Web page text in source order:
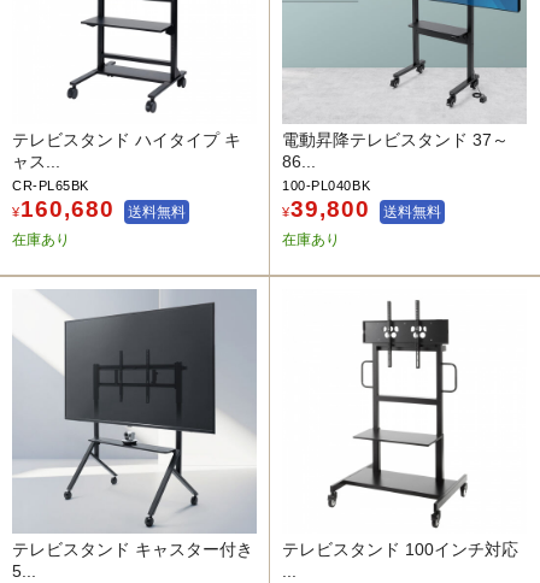
テレビスタンド ハイタイプ キ
ャス...
CR-PL65BK
¥160,680
送料無料
在庫あり
電動昇降テレビスタンド 37～
86...
100-PL040BK
¥39,800
送料無料
在庫あり
テレビスタンド キャスター付き
5...
テレビスタンド 100インチ対応